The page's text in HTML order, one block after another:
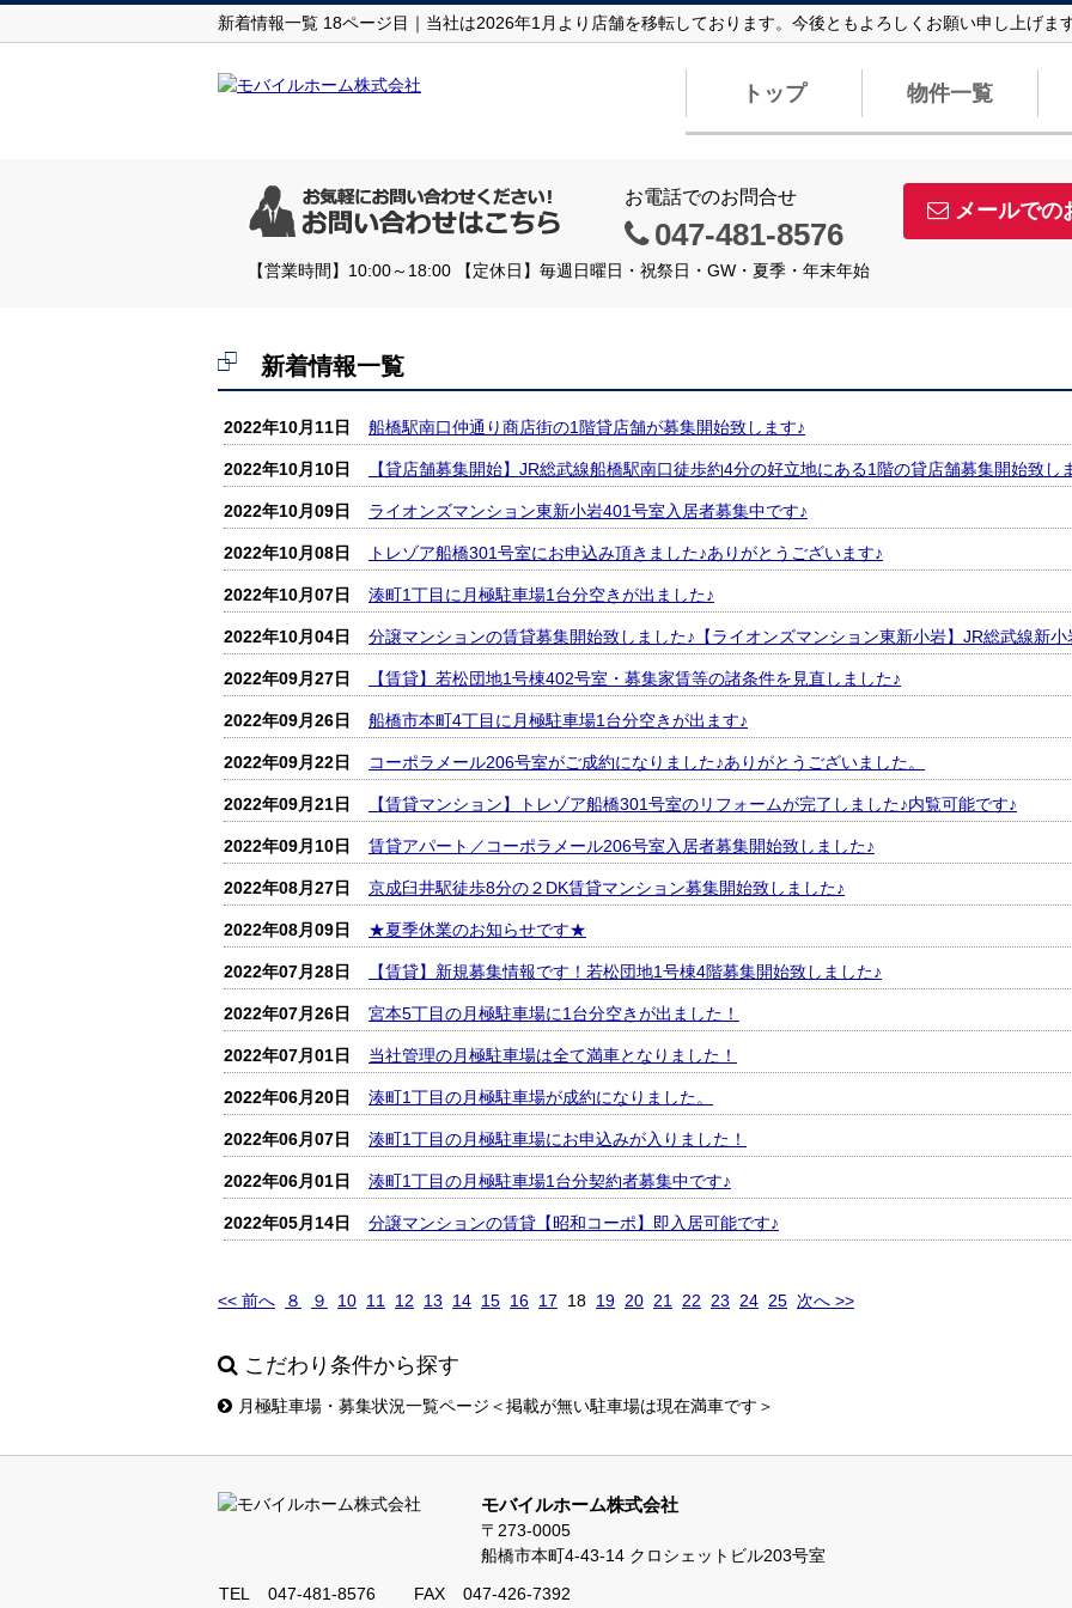
新着情報一覧 18ページ目｜当社は2026年1月より店舗を移転しております。今後ともよろしくお願い申し上げま
トップ 物件一覧
お電話でのお問合せ
047-481-8576
メールでの
【営業時間】10:00～18:00 【定休日】毎週日曜日・祝祭日・GW・夏季・年末年始
新着情報一覧
2022年10月11日 船橋駅南口仲通り商店街の1階貸店舗が募集開始致します♪
2022年10月10日 【貸店舗募集開始】JR総武線船橋駅南口徒歩約4分の好立地にある1階の貸店舗募集開始致し
2022年10月09日 ライオンズマンション東新小岩401号室入居者募集中です♪
2022年10月08日 トレゾア船橋301号室にお申込み頂きました♪ありがとうございます♪
2022年10月07日 湊町1丁目に月極駐車場1台分空きが出ました♪
2022年10月04日 分譲マンションの賃貸募集開始致しました♪【ライオンズマンション東新小岩】JR総武線新小
2022年09月27日 【賃貸】若松団地1号棟402号室・募集家賃等の諸条件を見直しました♪
2022年09月26日 船橋市本町4丁目に月極駐車場1台分空きが出ます♪
2022年09月22日 コーポラメール206号室がご成約になりました♪ありがとうございました。
2022年09月21日 【賃貸マンション】トレゾア船橋301号室のリフォームが完了しました♪内覧可能です♪
2022年09月10日 賃貸アパート／コーポラメール206号室入居者募集開始致しました♪
2022年08月27日 京成臼井駅徒歩8分の２DK賃貸マンション募集開始致しました♪
2022年08月09日 ★夏季休業のお知らせです★
2022年07月28日 【賃貸】新規募集情報です！若松団地1号棟4階募集開始致しました♪
2022年07月26日 宮本5丁目の月極駐車場に1台分空きが出ました！
2022年07月01日 当社管理の月極駐車場は全て満車となりました！
2022年06月20日 湊町1丁目の月極駐車場が成約になりました。
2022年06月07日 湊町1丁目の月極駐車場にお申込みが入りました！
2022年06月01日 湊町1丁目の月極駐車場1台分契約者募集中です♪
2022年05月14日 分譲マンションの賃貸【昭和コーポ】即入居可能です♪
<< 前へ ８ ９ 10 11 12 13 14 15 16 17 18 19 20 21 22 23 24 25 次へ >>
こだわり条件から探す
月極駐車場・募集状況一覧ページ＜掲載が無い駐車場は現在満車です＞
モバイルホーム株式会社
〒273-0005
船橋市本町4-43-14 クロシェットビル203号室
TEL
047-481-8576 FAX 047-426-7392